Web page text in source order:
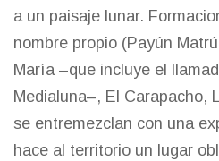
a un paisaje lunar.
nombre propio (Payún
María –que incluye el
Medialuna–, El Carapacho,
se entremezclan con una
hace al territorio un lugar